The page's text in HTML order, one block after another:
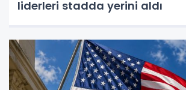
liderleri stadda yerini aldı